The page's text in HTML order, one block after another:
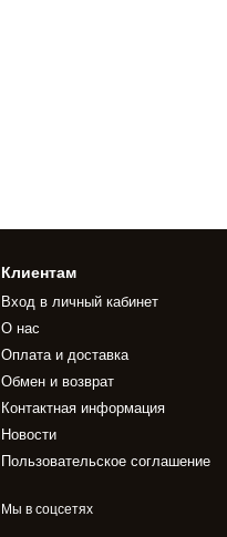
Клиентам
Вход в личный кабинет
О нас
Оплата и доставка
Обмен и возврат
Контактная информация
Новости
Пользовательское соглашение
Мы в соцсетях